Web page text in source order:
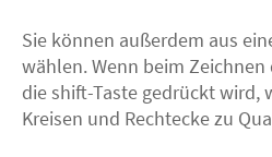
Sie können außerdem aus
wählen. Wenn beim
die shift-Taste gedrückt wird,
Kreisen und Rechtecke zu